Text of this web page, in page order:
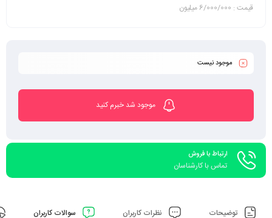
قیمت : 6/000/000 میلیون
موجود نیست
موجود شد خبرم کنید
ارتباط با فروش
تماس با کارشناسان
توضیحات نظرات کاربران سوالات کاربران